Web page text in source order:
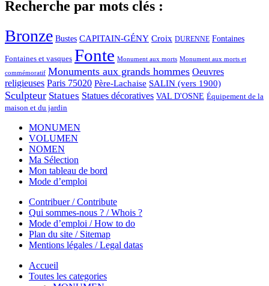
Recherche par mots clés :
Bronze Bustes CAPITAIN-GÉNY Croix DURENNE Fontaines
Fontaines et vasques Fonte Monument aux morts Monument aux morts et
commémoratif Monuments aux grands hommes Oeuvres
religieuses Paris 75020 Père-Lachaise SALIN (vers 1900)
Sculpteur Statues Statues décoratives VAL D'OSNE Équipement de la
maison et du jardin
MONUMEN
VOLUMEN
NOMEN
Ma Sélection
Mon tableau de bord
Mode d’emploi
Contribuer / Contribute
Qui sommes-nous ? / Whois ?
Mode d’emploi / How to do
Plan du site / Sitemap
Mentions légales / Legal datas
Accueil
Toutes les categories